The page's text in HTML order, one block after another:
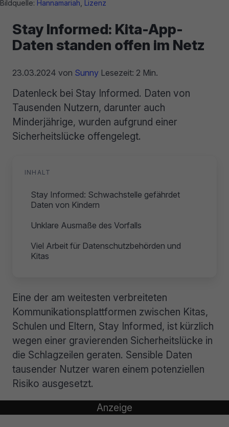
Bildquelle: Hannamariah Lizenz
Stay Informed: Kita-App-
Daten standen offen im Netz
23.03.2024 von Sunny Lesezeit: 2 Min.
Datenleck bei Stay Informed. Daten von
Tausenden Nutzern, darunter auch
Minderjährige, wurden aufgrund einer
Sicherheitslücke offengelegt.
INHALT
Stay Informed: Schwachstelle gefährdet
Daten von Kindern
Unklare Ausmaße des Vorfalls
Viel Arbeit für Datenschutzbehörden und
Kitas
Eine der am weitesten verbreiteten
Kommunikationsplattformen zwischen Kitas,
Schulen und Eltern, Stay Informed, ist kürzlich
wegen einer gravierenden Sicherheitslücke in
die Schlagzeilen geraten. Sensible Daten
tausender Nutzer waren einem potenziellen
Risiko ausgesetzt.